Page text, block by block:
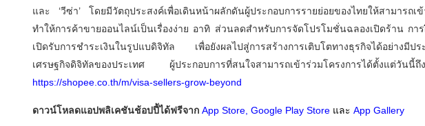
และ ‘วีซ่า’ โดยมีวัตถุประสงค์เพื่อเดินหน้าผลักดันผู้ประกอบการรายย่อยของไทยให้สามารถเ
ทำให้การค้าขายออนไลน์เป็นเรื่องง่าย อาทิ ส่วนลดสำหรับการจัดโปรโมชั่นฉลองเปิดร้าน กา
เปิดรับการชำระเงินในรูปแบดิจิทัล เพื่อยังผลไปสู่การสร้างการเติบโตทางธุรกิจได้อย่าง
เศรษฐกิจดิจิทัลของประเทศ ผู้ประกอบการที่สนใจสามารถเข้าร่วมโครงการ
https://shopee.co.th/m/visa-sellers-grow-beyond
ดาวน์โหลดแอปพลิเคชันช้อปปี้ได้ฟรีจาก App Store Google Play Store และ App Gallery